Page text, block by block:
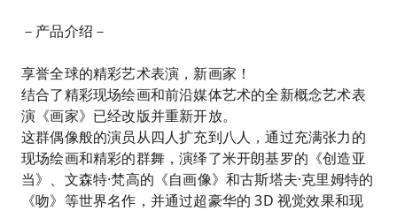
－产品介绍－
享誉全球的精彩艺术表演，新画家！
结合了精彩现场绘画和前沿媒体艺术的全新概念艺术表
演《画家》已经改版并重新开放。
这群偶像般的演员从四人扩充到八人，通过充满张力的
现场绘画和精彩的群舞，演绎了米开朗基罗的《创造亚
当》、文森特·梵高的《自画像》和古斯塔夫·克里姆特的
《吻》等世界名作，并通过超豪华的 3D 视觉效果和现